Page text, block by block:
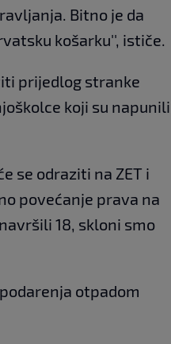
Bitno je da
košarku'', ističe.
prijedlog stranke
koji su napunili
se odraziti na ZET i
povećanje prava na
18, skloni smo
otpadom